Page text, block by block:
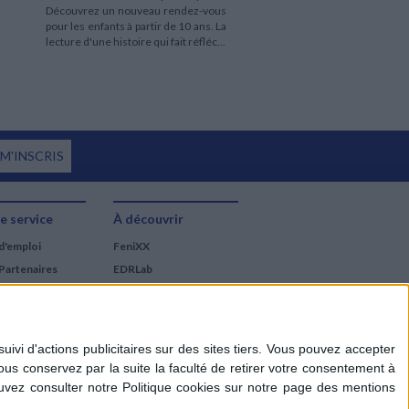
Découvrez un nouveau rendez-vous
pour les enfants à partir de 10 ans. La
lecture d'une histoire qui fait réfléc...
M'INSCRIS
service À découvrir
FeniXX
EDRLab
Cercle de la librairie
Les chèques cadeaux
Mollat